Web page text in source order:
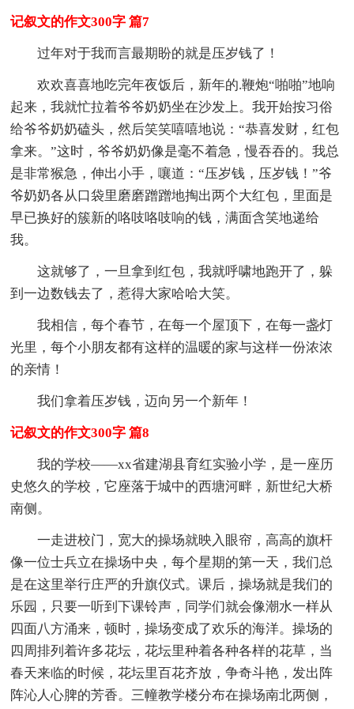
记叙文的作文300字 篇7
过年对于我而言最期盼的就是压岁钱了！
欢欢喜喜地吃完年夜饭后，新年的.鞭炮“啪啪”地响
起来，我就忙拉着爷爷奶奶坐在沙发上。我开始按习俗
给爷爷奶奶磕头，然后笑笑嘻嘻地说：“恭喜发财，红包
拿来。”这时，爷爷奶奶像是毫不着急，慢吞吞的。我总
是非常猴急，伸出小手，嚷道：“压岁钱，压岁钱！”爷
爷奶奶各从口袋里磨磨蹭蹭地掏出两个大红包，里面是
早已换好的簇新的咯吱咯吱响的钱，满面含笑地递给
我。
这就够了，一旦拿到红包，我就呼啸地跑开了，躲
到一边数钱去了，惹得大家哈哈大笑。
我相信，每个春节，在每一个屋顶下，在每一盏灯
光里，每个小朋友都有这样的温暖的家与这样一份浓浓
的亲情！
我们拿着压岁钱，迈向另一个新年！
记叙文的作文300字 篇8
我的学校——xx省建湖县育红实验小学，是一座历
史悠久的学校，它座落于城中的西塘河畔，新世纪大桥
南侧。
一走进校门，宽大的操场就映入眼帘，高高的旗杆
像一位士兵立在操场中央，每个星期的第一天，我们总
是在这里举行庄严的升旗仪式。课后，操场就是我们的
乐园，只要一听到下课铃声，同学们就会像潮水一样从
四面八方涌来，顿时，操场变成了欢乐的海洋。操场的
四周排列着许多花坛，花坛里种着各种各样的花草，当
春天来临的时候，花坛里百花齐放，争奇斗艳，发出阵
阵沁人心脾的芳香。三幢教学楼分布在操场南北两侧，